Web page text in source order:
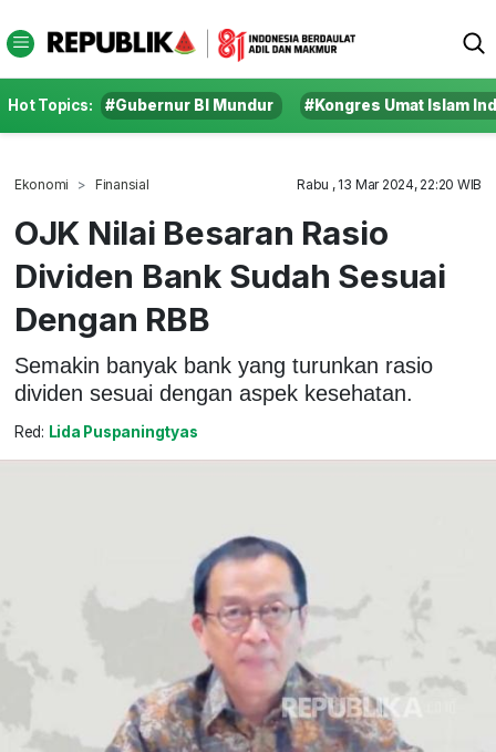
Hot Topics: #Gubernur BI Mundur #Kongres Umat Islam
Ekonomi Finansial Rabu , 13 Mar 2024, 22:20 WIB
OJK Nilai Besaran Rasio
Dividen Bank Sudah Sesuai
Dengan RBB
Semakin banyak bank yang turunkan rasio
dividen sesuai dengan aspek kesehatan.
Red: Lida Puspaningtyas